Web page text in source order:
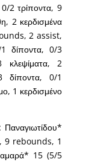
2 τρίποντα, 9
2 κερδισμένα
2 assist,
δίποντα, 0/3
2
δίποντα, 0/1
1 κερδισμένο
Παναγιωτίδου*
9 rebounds, 1
15 (5/5